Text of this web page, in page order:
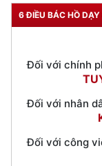
6 ĐIỀU BÁC HỒ DẠY
Đối với chính
Đối với nhân
Đối với công